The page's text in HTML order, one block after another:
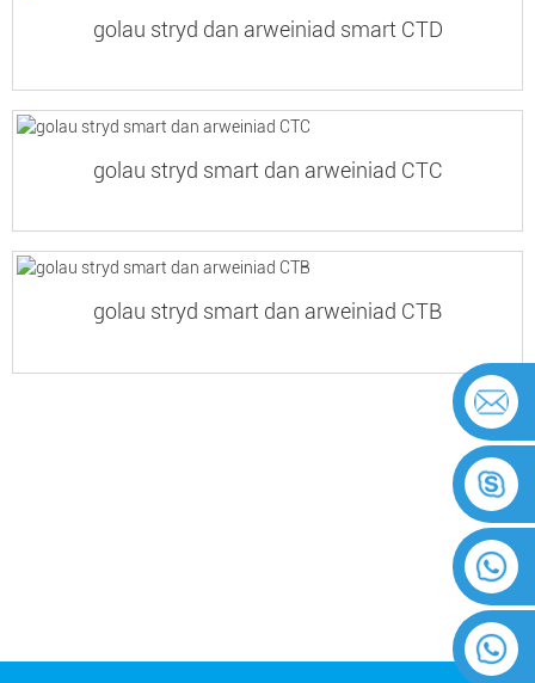
golau stryd dan arweiniad smart CTD
golau stryd smart dan arweiniad CTC
golau stryd smart dan arweiniad CTB